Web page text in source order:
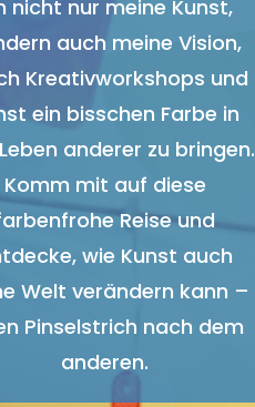
nicht nur meine Kunst,
auch meine Vision,
Kreativworkshops und
ein bisschen Farbe in
anderer zu bringen.
Komm mit auf diese
Reise und
wie Kunst auch
Welt verändern kann –
Pinselstrich nach dem
anderen.